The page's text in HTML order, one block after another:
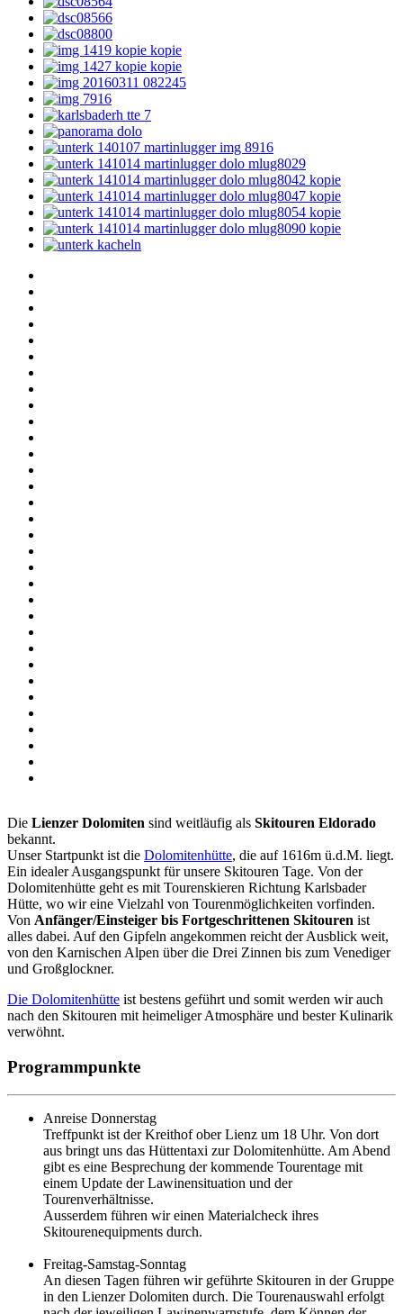
Die Lienzer Dolomiten sind weitläufig als Skitouren Eldorado
bekannt.
Unser Startpunkt ist die Dolomitenhütte, die auf 1616m ü.d.M. liegt.
Ein idealer Ausgangspunkt für unsere Skitouren Tage. Von der
Dolomitenhütte geht es mit Tourenskieren Richtung Karlsbader
Hütte, wo wir eine Vielzahl von Tourenmöglichkeiten vorfinden.
Von Anfänger/Einsteiger bis Fortgeschrittenen Skitouren ist
alles dabei. Auf den Gipfeln angekommen reicht der Ausblick weit,
von den Karnischen Alpen über die Drei Zinnen bis zum Venediger
und Großglockner.
Die Dolomitenhütte ist bestens geführt und somit werden wir auch
nach den Skitouren mit heimeliger Atmosphäre und bester Kulinarik
verwöhnt.
Programmpunkte
Anreise Donnerstag
Treffpunkt ist der Kreithof ober Lienz um 18 Uhr. Von dort
aus bringt uns das Hüttentaxi zur Dolomitenhütte. Am Abend
gibt es eine Besprechung der kommende Tourentage mit
einem Update der Lawinensituation und der
Tourenverhältnisse.
Ausserdem führen wir einen Materialcheck ihres
Skitourenequipments durch.
Freitag-Samstag-Sonntag
An diesen Tagen führen wir geführte Skitouren in der Gruppe
in den Lienzer Dolomiten durch. Die Tourenauswahl erfolgt